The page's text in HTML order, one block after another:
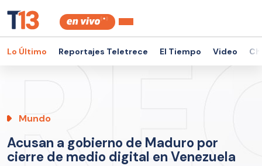
Lo Último Reportajes Teletrece El Tiempo Video
Mundo
Acusan a gobierno de Maduro por
cierre de medio digital en Venezuela